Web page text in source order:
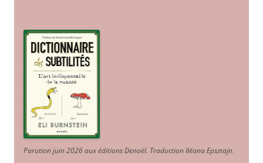
Parution juin 2026 aux éditions Denoël. Traduction Iléana Epsztajn.